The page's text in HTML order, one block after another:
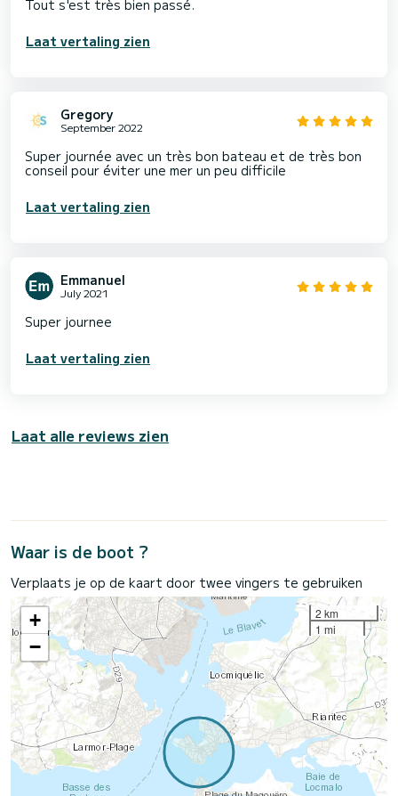
Tout s'est très bien passé.
Laat vertaling zien
Gregory
September 2022
Super journée avec un très bon bateau et de très bon
conseil pour éviter une mer un peu difficile
Laat vertaling zien
Emmanuel
July 2021
Super journee
Laat vertaling zien
Laat alle reviews zien
Waar is de boot ?
Verplaats je op de kaart door twee vingers te gebruiken
+
−
2 km
1 mi